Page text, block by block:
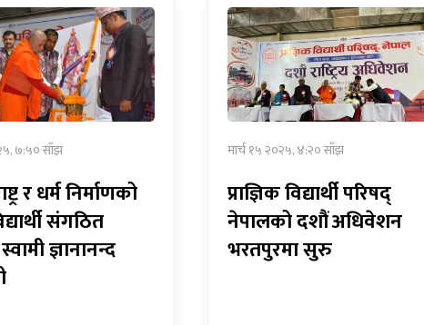
७:५० साँझ
र धर्म निर्माणको
संगठित
ज्ञानानन्द
मार्च १५ २०२५, ४:२० साँझ
प्राज्ञिक विद्यार्थी परिषद्
नेपालको दशौं अधिवेशन
भरतपुरमा सुरु